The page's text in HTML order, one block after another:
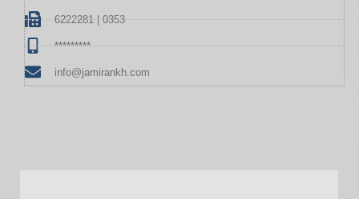
6222281 | 0353
*********
info@jamirankh.com